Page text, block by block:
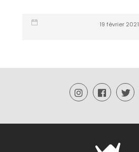
19 février 2021